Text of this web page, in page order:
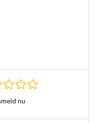
0.0 Stjerner hos 0
nu